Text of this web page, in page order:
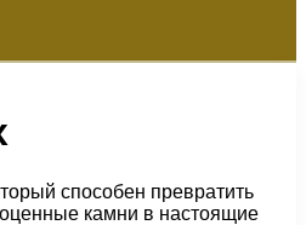
способен превратить
камни в настоящие